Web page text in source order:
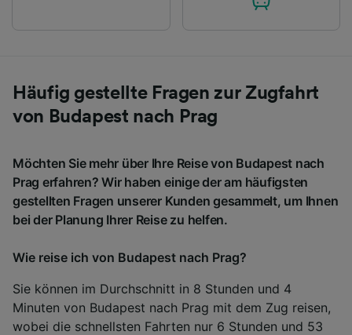
Häufig gestellte Fragen zur Zugfahrt
von Budapest nach Prag
Möchten Sie mehr über Ihre Reise von Budapest nach
Prag erfahren? Wir haben einige der am häufigsten
gestellten Fragen unserer Kunden gesammelt, um Ihnen
bei der Planung Ihrer Reise zu helfen.
Wie reise ich von Budapest nach Prag?
Sie können im Durchschnitt in 8 Stunden und 4
Minuten von Budapest nach Prag mit dem Zug reisen,
wobei die schnellsten Fahrten nur 6 Stunden und 53